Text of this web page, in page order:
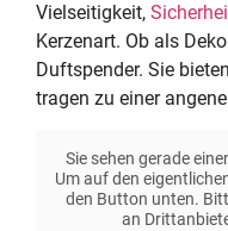
Vielseitigkeit,
Kerzenart. Ob als
Duftspender. Sie
tragen zu einer
Sie sehen gerade
Um auf den
den Button unten.
an